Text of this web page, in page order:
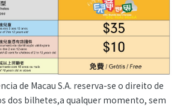
de Macau S.A. reserva-se o direito de
dos bilhetes,a qualquer momento, sem